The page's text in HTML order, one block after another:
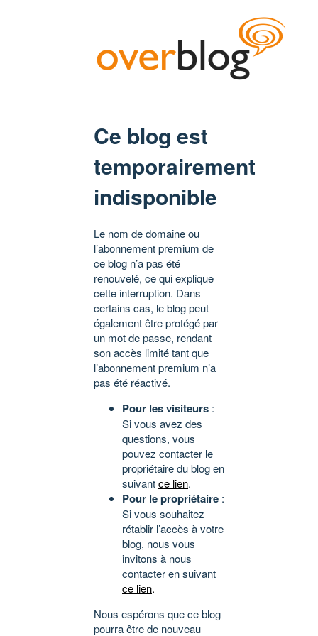
Ce blog est
temporairement
indisponible
Le nom de domaine ou
l’abonnement premium de
ce blog n’a pas été
renouvelé, ce qui explique
cette interruption. Dans
certains cas, le blog peut
également être protégé par
un mot de passe, rendant
son accès limité tant que
l’abonnement premium n’a
pas été réactivé.
Pour les visiteurs :
Si vous avez des
questions, vous
pouvez contacter le
propriétaire du blog en
suivantce lien.
Pour le propriétaire :
Si vous souhaitez
rétablir l’accès à votre
blog, nous vous
invitons à nous
contacter en suivant
ce lien.
Nous espérons que ce blog
pourra être de nouveau